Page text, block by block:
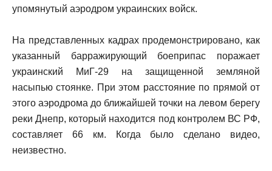
упомянутый аэродром украинских войск.
На представленных кадрах продемонстрировано, как
указанный барражирующий боеприпас поражает
украинский МиГ-29 на защищенной земляной
насыпью стоянке. При этом расстояние по прямой от
этого аэродрома до ближайшей точки на левом берегу
реки Днепр, который находится под контролем ВС РФ,
составляет 66 км. Когда было сделано видео,
неизвестно.